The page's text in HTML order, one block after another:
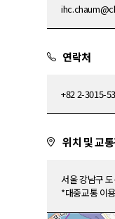
연락처
+82 2-3015-
위치 및 교
서울 강남구
*대중교통 이